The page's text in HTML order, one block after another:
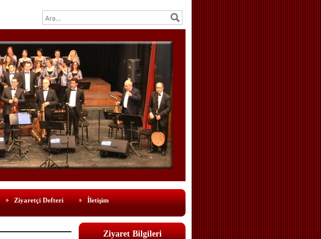
Ziyaretçi Defteri İletişim
Ziyaret Bilgileri